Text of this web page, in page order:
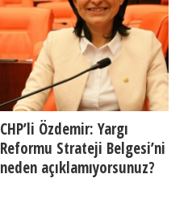
CHP’li Özdemir: Yargı
Reformu Strateji Belgesi’ni
neden açıklamıyorsunuz?